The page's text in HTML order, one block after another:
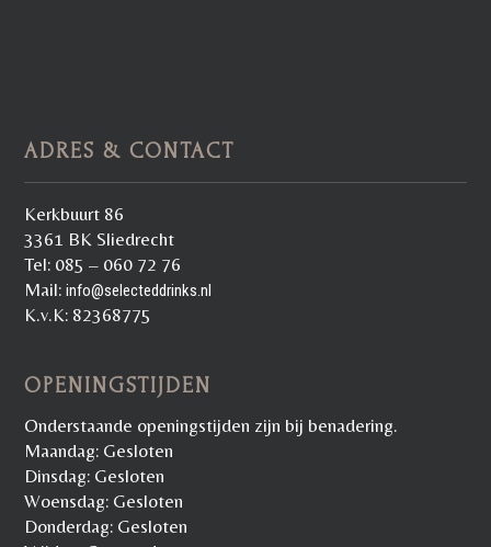
ADRES & CONTACT
Kerkbuurt 86
3361 BK Sliedrecht
Tel: 085 – 060 72 76
Mail:info@selecteddrinks.nl
K.v.K: 82368775
OPENINGSTIJDEN
Onderstaande openingstijden zijn bij benadering.
Maandag: Gesloten
Dinsdag: Gesloten
Woensdag: Gesloten
Donderdag: Gesloten